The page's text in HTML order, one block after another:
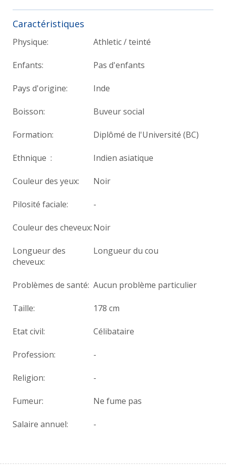
Caractéristiques
Physique: Athletic / teinté
Enfants: Pas d'enfants
Pays d'origine: Inde
Boisson: Buveur social
Formation: Diplômé de l'Université (BC)
Ethnique : Indien asiatique
Couleur des yeux: Noir
Pilosité faciale: -
Couleur des cheveux:Noir
Longueur des
cheveux:
Longueur du cou
Problèmes de santé: Aucun problème particulier
Taille: 178 cm
Etat civil: Célibataire
Profession: -
Religion: -
Fumeur: Ne fume pas
Salaire annuel: -